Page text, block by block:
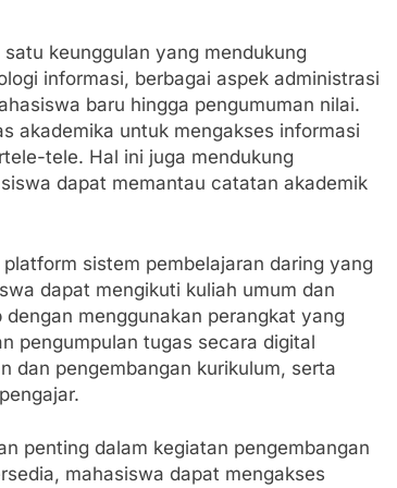
keunggulan yang mendukung
informasi, berbagai aspek administrasi
baru hingga pengumuman nilai.
akademika untuk mengakses informasi
tele. Hal ini juga mendukung
dapat memantau catatan akademik
sistem pembelajaran daring yang
dapat mengikuti kuliah umum dan
menggunakan perangkat yang
pengumpulan tugas secara digital
dan pengembangan kurikulum, serta
penting dalam kegiatan pengembangan
mahasiswa dapat mengakses